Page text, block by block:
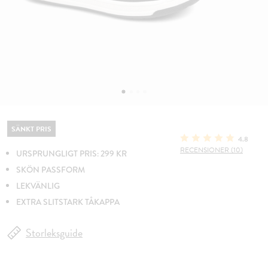
SÄNKT PRIS
URSPRUNGLIGT PRIS: 299 KR
SKÖN PASSFORM
LEKVÄNLIG
EXTRA SLITSTARK TÅKAPPA
4.8
RECENSIONER (10)
Storleksguide